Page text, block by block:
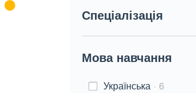
Спеціалізація
Мова навчання
Українська 6